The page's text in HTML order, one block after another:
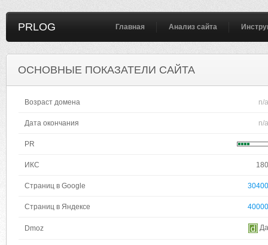
PRLOG Главная Анализ сайта
ОСНОВНЫЕ ПОКАЗАТЕЛИ САЙТА
Возраст домена n/a
Дата окончания n/a
PR
ИКС 180
Страниц в Google 30400
Страниц в Яндексе 40000
Dmoz Да